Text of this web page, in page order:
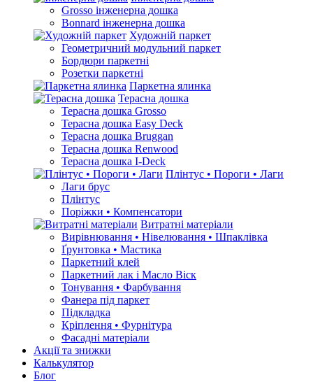
Grosso інженерна дошка
Bonnard інженерна дошка
Художній паркет
Геометричний модульний паркет
Бордюри паркетні
Розетки паркетні
Паркетна ялинка
Терасна дошка
Терасна дошка Grosso
Терасна дошка Easy Deck
Терасна дошка Bruggan
Терасна дошка Renwood
Терасна дошка I-Deck
Плінтус • Пороги • Лаги
Лаги брус
Плінтус
Поріжки • Компенсатори
Витратні матеріали
Вирівнювання • Нівелювання • Шпаклівка
Ґрунтовкa • Мастика
Паркетний клей
Паркетний лак і Масло Віск
Тонування • Фарбування
Фанера під паркет
Підкладка
Кріплення • Фурнітура
Фасадні матеріали
Акції та знижки
Калькулятор
Блог